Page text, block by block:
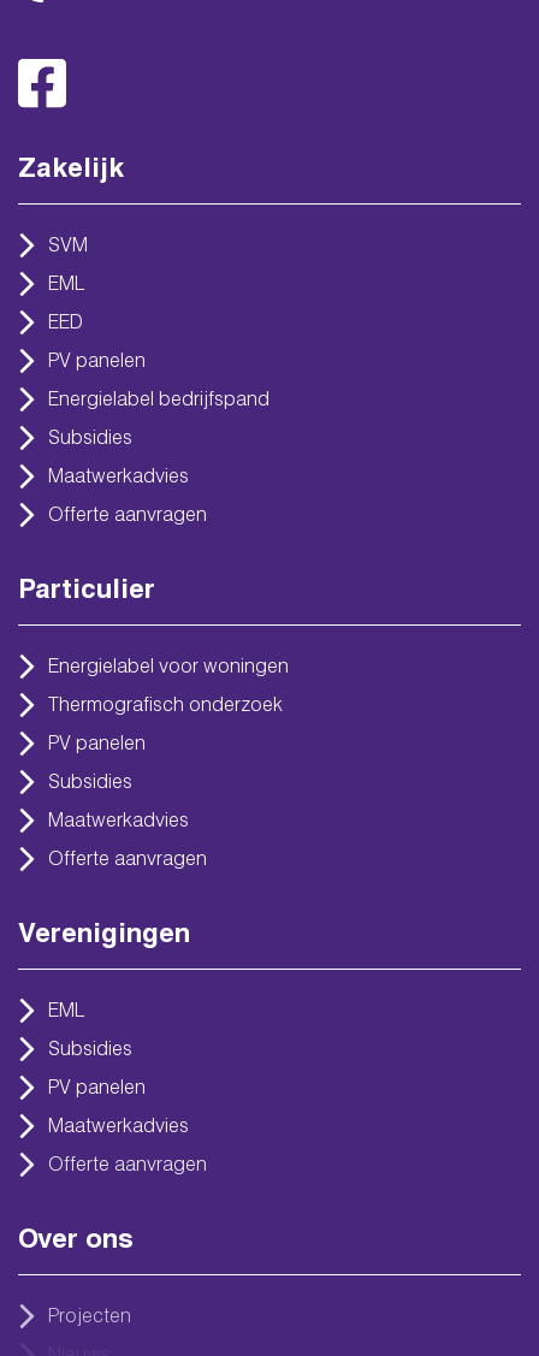
Zakelijk
SVM
EML
EED
PV panelen
Energielabel bedrijfspand
Subsidies
Maatwerkadvies
Offerte aanvragen
Particulier
Energielabel voor woningen
Thermografisch onderzoek
PV panelen
Subsidies
Maatwerkadvies
Offerte aanvragen
Verenigingen
EML
Subsidies
PV panelen
Maatwerkadvies
Offerte aanvragen
Over ons
Projecten